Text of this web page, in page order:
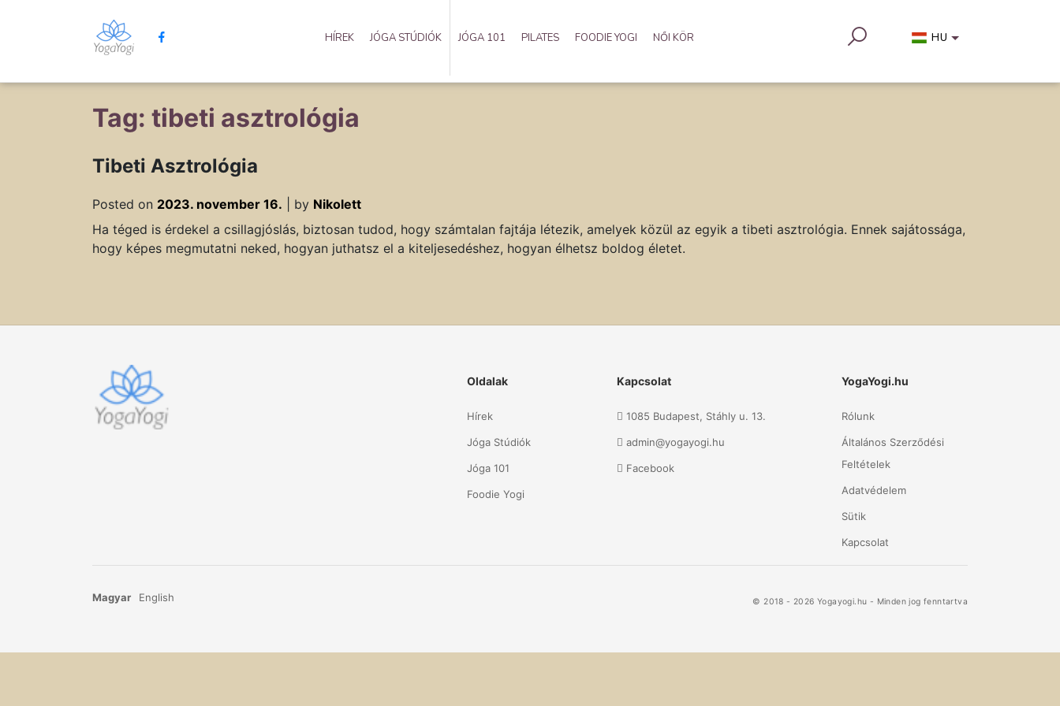
HU
HÍREK JÓGA STÚDIÓK JÓGA 101 PILATES FOODIE YOGI NŐI KÖR
Tag: tibeti asztrológia
Tibeti Asztrológia
Posted on 2023. november 16. by Nikolett
Ha téged is érdekel a csillagjóslás, biztosan tudod, hogy számtalan fajtája létezik, amelyek közül az egyik a tibeti asztrológia. Ennek sajátossága,
hogy képes megmutatni neked, hogyan juthatsz el a kiteljesedéshez, hogyan élhetsz boldog életet.
Oldalak
Hírek
Jóga Stúdiók
Jóga 101
Foodie Yogi
Kapcsolat
1085 Budapest, Stáhly u. 13.
admin@yogayogi.hu
Facebook
YogaYogi.hu
Rólunk
Általános Szerződési
Feltételek
Adatvédelem
Sütik
Kapcsolat
Magyar English © 2018 - 2026 Yogayogi.hu - Minden jog fenntartva